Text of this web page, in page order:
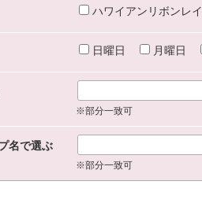
ハワイアンリボンレイ
日曜日 月曜日
※部分一致可
名で選ぶ
※部分一致可